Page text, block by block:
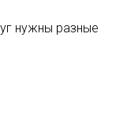
нужны разные